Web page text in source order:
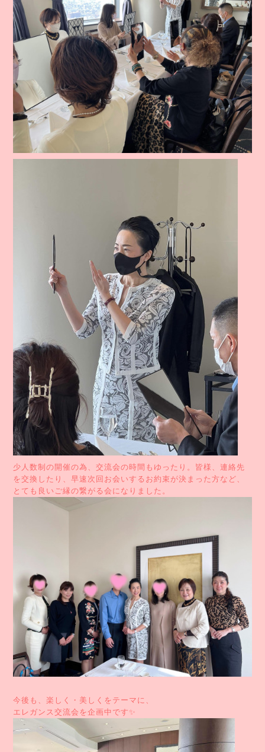
少人数制の開催の為、交流会の時間もゆったり。皆様、連絡先
を交換したり、早速次回お会いするお約束が決まった方など、
とても良いご縁の繋がる会になりました。
今後も、楽しく・美しくをテーマに、
エレガンス交流会を企画中です✨